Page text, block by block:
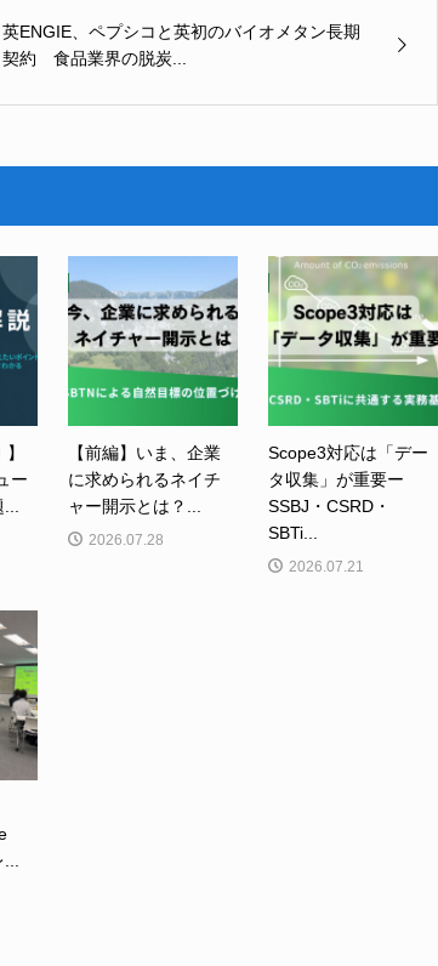
英ENGIE、ペプシコと英初のバイオメタン長期
契約 食品業界の脱炭...
ー
【前編】いま、企業
に求められるネイチ
ャー開示とは？...
2026.07.28
Scope3対応は「デー
タ収集」が重要ー
SSBJ・CSRD・
SBTi...
2026.07.21